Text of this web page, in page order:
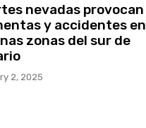
nevadas provocan
y accidentes en
zonas del sur de
2, 2025